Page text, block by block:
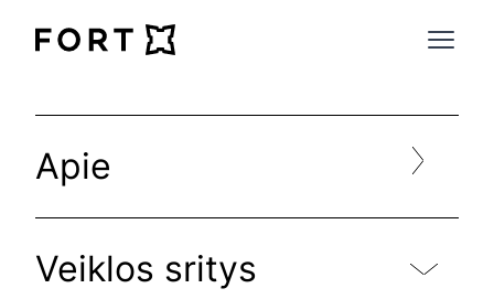
FortLegal
Open
Apie
Veiklos sritys